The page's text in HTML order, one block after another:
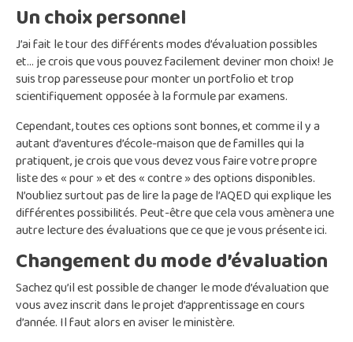
Un choix personnel
J’ai fait le tour des différents modes d’évaluation possibles
et… je crois que vous pouvez facilement deviner mon choix! Je
suis trop paresseuse pour monter un portfolio et trop
scientifiquement opposée à la formule par examens.
Cependant, toutes ces options sont bonnes, et comme il y a
autant d’aventures d’école-maison que de familles qui la
pratiquent, je crois que vous devez vous faire votre propre
liste des « pour » et des « contre » des options disponibles.
N’oubliez surtout pas de lire la page de l’AQED qui explique les
différentes possibilités. Peut-être que cela vous amènera une
autre lecture des évaluations que ce que je vous présente ici.
Changement du mode d’évaluation
Sachez qu’il est possible de changer le mode d’évaluation que
vous avez inscrit dans le projet d’apprentissage en cours
d’année. Il faut alors en aviser le ministère.